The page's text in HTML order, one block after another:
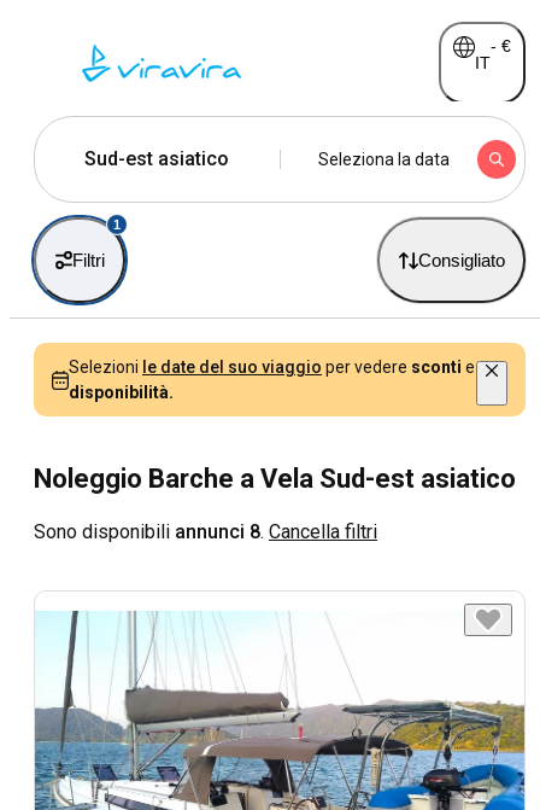
IT
- €
Sud-est asiatico Seleziona la data
Filtri
1
Consigliato
Selezioni le date del suo viaggio per vedere sconti e
disponibilità.
Noleggio Barche a Vela Sud-est asiatico
Sono disponibili annunci 8. Cancella filtri